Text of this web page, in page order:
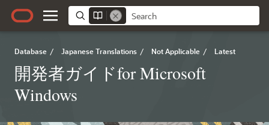
Database / Japanese Translations / Not Applicable / Latest
開発者ガイドfor Microsoft
Windows